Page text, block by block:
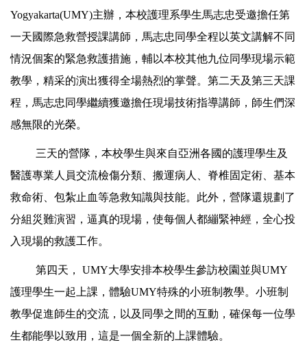
Yogyakarta(UMY)主辦，本校護理系學生馬志忠受邀擔任第
一天國際急救營授課講師，馬志忠同學全程以英文講解不同
情況個案的緊急救護措施，輔以本校其他九位同學現場示範
教學，精采的演出獲得全場熱烈的掌聲。第二天及第三天課
程，馬志忠同學繼續獲邀擔任現場技術指導講師，師生們深
感無限的光榮。
三天的營隊，本校學生與來自亞洲各國的護理學生及
醫護專業人員交流檢傷分類、搬運病人、脊椎固定術、基本
救命術、包紮止血等急救知識與技能。此外，營隊還規劃了
分組災難演習，逼真的現場，使每個人都繃緊神經，全心投
入現場的救護工作。
第四天，UMY大學安排本校學生參訪校園並與UMY
護理學生一起上課，體驗UMY特殊的小班制教學。小班制
教學促進師生的交流，以及同學之間的互動，確保每一位學
生都能學以致用，這是一個全新的上課體驗。